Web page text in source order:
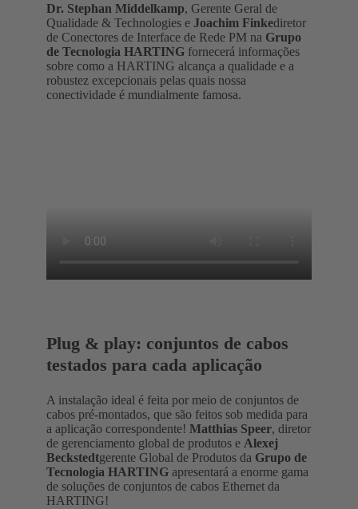
Dr. Stephan Middelkamp, Gerente Geral de
Qualidade & Technologies e Joachim Finkediretor
de Conectores de Interface de Rede PM na Grupo
de Tecnologia HARTING fornecerá informações
sobre como a HARTING alcança a qualidade e a
robustez excepcionais pelas quais nossa
conectividade é mundialmente famosa.
Plug & play: conjuntos de cabos
testados para cada aplicação
A instalação ideal é feita por meio de conjuntos de
cabos pré-montados, que são feitos sob medida para
a aplicação correspondente! Matthias Speer, diretor
de gerenciamento global de produtos e Alexej
Beckstedtgerente Global de Produtos da Grupo de
Tecnologia HARTING apresentará a enorme gama
de soluções de conjuntos de cabos Ethernet da
HARTING!